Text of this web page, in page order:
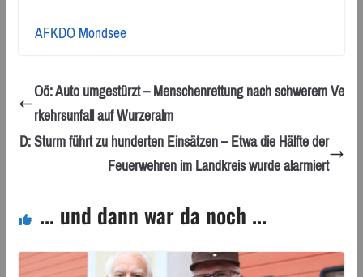
AFKDO Mondsee
Oö: Auto umgestürzt – Menschenrettung nach schwerem Ve
rkehrsunfall auf Wurzeralm
D: Sturm führt zu hunderten Einsätzen – Etwa die Hälfte der
Feuerwehren im Landkreis wurde alarmiert
... und dann war da noch ...